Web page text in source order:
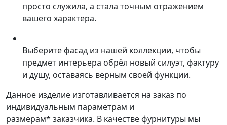
просто служила, а стала точным отражением
вашего характера.
Выберите фасад из нашей коллекции, чтобы
предмет интерьера обрёл новый силуэт, фактуру
и душу, оставаясь верным своей функции.
Данное изделие изготавливается на заказ по
индивидуальным параметрам и
размерам* заказчика. В качестве фурнитуры мы